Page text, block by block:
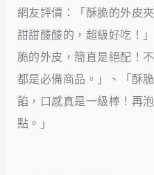
網友評價：「酥脆的外皮
甜甜酸酸的，超級好吃！
脆的外皮，簡直是絕配！
都是必備商品。」、「酥
餡，口感真是一級棒！再
點。」